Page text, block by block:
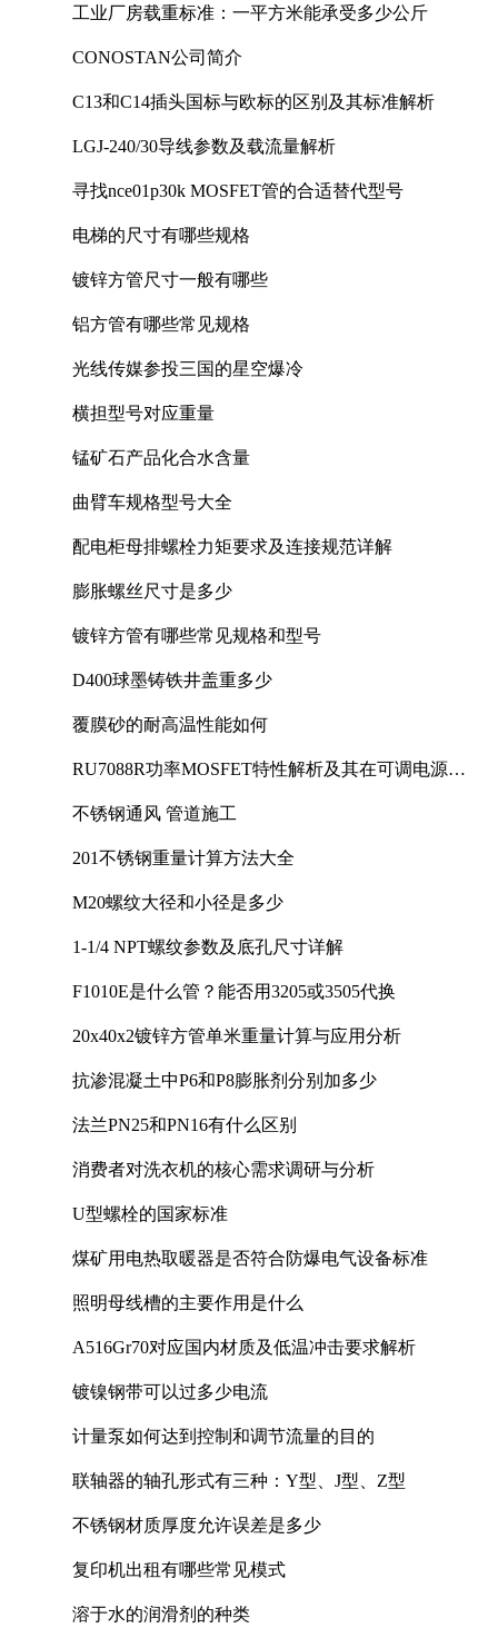
工业厂房载重标准：一平方米能承受多少公斤
CONOSTAN公司简介
C13和C14插头国标与欧标的区别及其标准解析
LGJ-240/30导线参数及载流量解析
寻找nce01p30k MOSFET管的合适替代型号
电梯的尺寸有哪些规格
镀锌方管尺寸一般有哪些
铝方管有哪些常见规格
光线传媒参投三国的星空爆冷
横担型号对应重量
锰矿石产品化合水含量
曲臂车规格型号大全
配电柜母排螺栓力矩要求及连接规范详解
膨胀螺丝尺寸是多少
镀锌方管有哪些常见规格和型号
D400球墨铸铁井盖重多少
覆膜砂的耐高温性能如何
RU7088R功率MOSFET特性解析及其在可调电源设
不锈钢通风 管道施工
201不锈钢重量计算方法大全
M20螺纹大径和小径是多少
1-1/4 NPT螺纹参数及底孔尺寸详解
F1010E是什么管？能否用3205或3505代换
20x40x2镀锌方管单米重量计算与应用分析
抗渗混凝土中P6和P8膨胀剂分别加多少
法兰PN25和PN16有什么区别
消费者对洗衣机的核心需求调研与分析
U型螺栓的国家标准
煤矿用电热取暖器是否符合防爆电气设备标准
照明母线槽的主要作用是什么
A516Gr70对应国内材质及低温冲击要求解析
镀镍钢带可以过多少电流
计量泵如何达到控制和调节流量的目的
联轴器的轴孔形式有三种：Y型、J型、Z型
不锈钢材质厚度允许误差是多少
复印机出租有哪些常见模式
溶于水的润滑剂的种类